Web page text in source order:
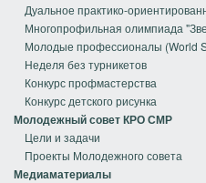
Дуальное практико-
Многопрофильная олимпиада
Молодые профессионалы (World
Неделя без турникетов
Конкурс профмастерства
Конкурс детского рисунка
Молодежный совет КРО СМР
Цели и задачи
Проекты Молодежного совета
Медиаматериалы